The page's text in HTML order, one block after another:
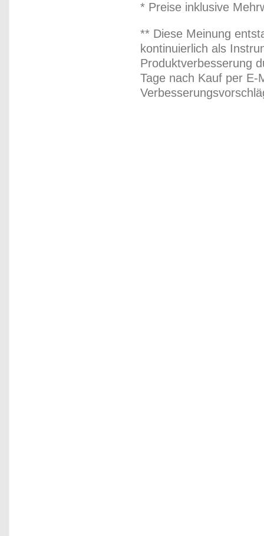
* Preise inklusive
** Diese Meinung
kontinuierlich als
Produktverbesserung
Tage nach Kauf per E-